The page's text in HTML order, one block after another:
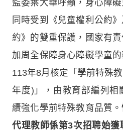
監委葉大華呼籲，身心障
同時受到《兒童權利公約
約》的雙重保護，國家有
加周全保障身心障礙學童
113年8月核定「學前特殊
年度)」，由教育部編列相
續強化學前特殊教育品質。
代理教師係第3次招聘始